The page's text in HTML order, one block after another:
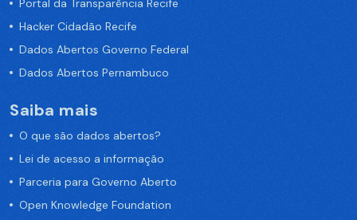
Portal da Transparência Recife
Hacker Cidadão Recife
Dados Abertos Governo Federal
Dados Abertos Pernambuco
Saiba mais
O que são dados abertos?
Lei de acesso a informação
Parceria para Governo Aberto
Open Knowledge Foundation